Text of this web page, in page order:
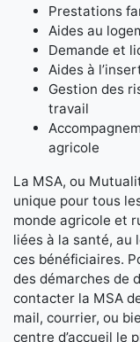
Prestations
Aides au
Demande et
Aides à
Gestion des
travail
agricole
La MSA, ou
unique pour tous
monde agricole et
liées à la santé, au
ces bénéficiaires.
des démarches de
contacter la MSA
mail, courrier, ou
centre d’accueil le